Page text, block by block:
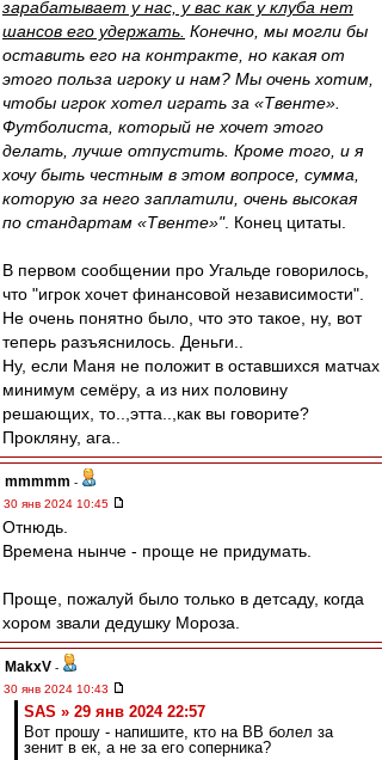
зарабатывает у нас, у вас как у клуба нет
шансов его удержать. Конечно, мы могли бы
оставить его на контракте, но какая от
этого польза игроку и нам? Мы очень хотим,
чтобы игрок хотел играть за «Твенте».
Футболиста, который не хочет этого
делать, лучше отпустить. Кроме того, и я
хочу быть честным в этом вопросе, сумма,
которую за него заплатили, очень высокая
по стандартам «Твенте»". Конец цитаты.
В первом сообщении про Угальде говорилось,
что "игрок хочет финансовой независимости".
Не очень понятно было, что это такое, ну, вот
теперь разъяснилось. Деньги..
Ну, если Маня не положит в оставшихся матчах
минимум семёру, а из них половину
решающих, то..,этта..,как вы говорите?
Прокляну, ага..
mmmmm -
30 янв 2024 10:45
Отнюдь.
Времена нынче - проще не придумать.
Проще, пожалуй было только в детсаду, когда
хором звали дедушку Мороза.
MakxV -
30 янв 2024 10:43
SAS » 29 янв 2024 22:57
Вот прошу - напишите, кто на ВВ болел за
зенит в ек, а не за его соперника?